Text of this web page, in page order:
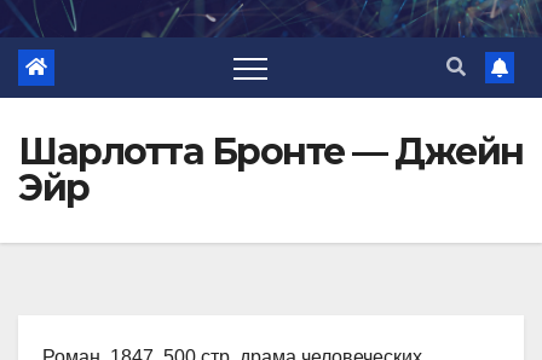
Шарлотта Бронте — Джейн
Эйр